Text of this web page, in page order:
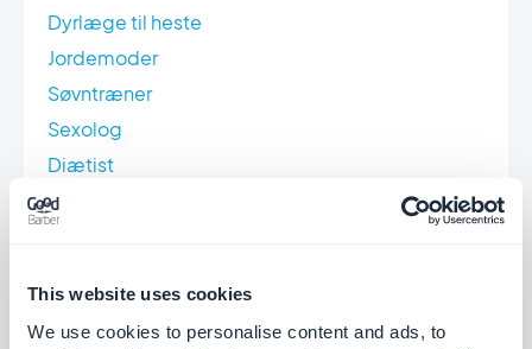
This website uses cookies
We use cookies to personalise content and ads, to
Dyrlæge til heste
Jordemoder
Søvntræner
Sexolog
Diætist
Naturlæge
Gastroenterolog
Pneumolog